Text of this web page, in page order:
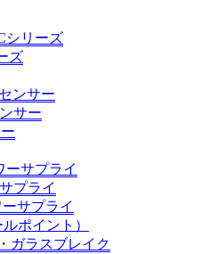
シリーズ
ズ
ンサー
サー
ーサプライ
プライ
サプライ
ポイント）
ガラスブレイク